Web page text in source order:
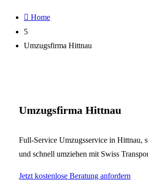
 Home
5
Umzugsfirma Hittnau
Umzugsfirma Hittnau
Full-Service Umzugsservice in Hittnau,
und schnell umziehen mit Swiss
Jetzt kostenlose Beratung anfordern